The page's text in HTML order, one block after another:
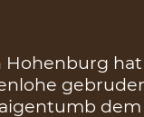
Hohenburg